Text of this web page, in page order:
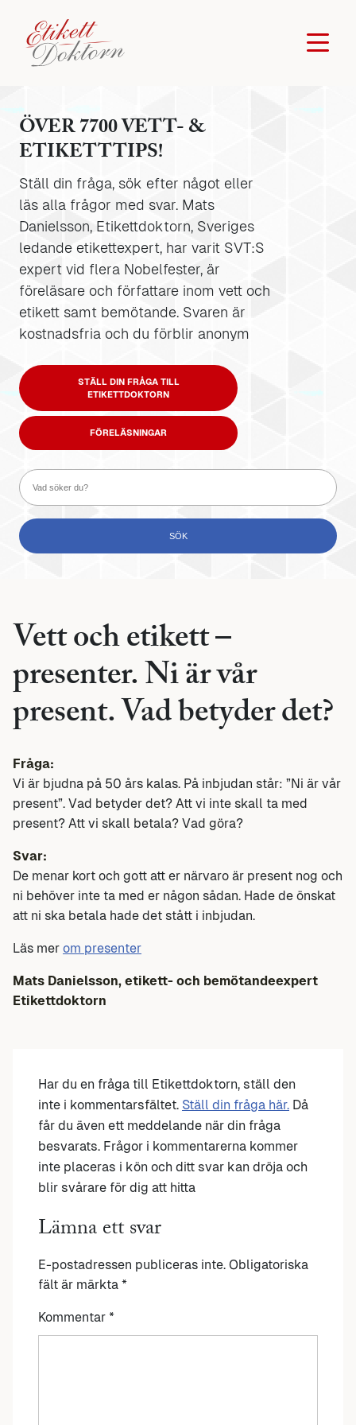
ÖVER 7700 VETT- &
ETIKETTTIPS!
Ställ din fråga, sök efter något eller
läs alla frågor med svar. Mats
Danielsson, Etikettdoktorn, Sveriges
ledande etikettexpert, har varit SVT:S
expert vid flera Nobelfester, är
föreläsare och författare inom vett och
etikett samt bemötande. Svaren är
kostnadsfria och du förblir anonym
STÄLL DIN FRÅGA TILL
ETIKETTDOKTORN
FÖRELÄSNINGAR
Vett och etikett –
presenter. Ni är vår
present. Vad betyder det?
Fråga:
Vi är bjudna på 50 års kalas. På inbjudan står: ”Ni är vår
present”. Vad betyder det? Att vi inte skall ta med
present? Att vi skall betala? Vad göra?
Svar:
De menar kort och gott att er närvaro är present nog och
ni behöver inte ta med er någon sådan. Hade de önskat
att ni ska betala hade det stått i inbjudan.
Läs mer om presenter
Mats Danielsson, etikett- och bemötandeexpert
Etikettdoktorn
Har du en fråga till Etikettdoktorn, ställ den
inte i kommentarsfältet. Ställ din fråga här. Då
får du även ett meddelande när din fråga
besvarats. Frågor i kommentarerna kommer
inte placeras i kön och ditt svar kan dröja och
blir svårare för dig att hitta
Lämna ett svar
E-postadressen publiceras inte. Obligatoriska
fält är märkta *
Kommentar *